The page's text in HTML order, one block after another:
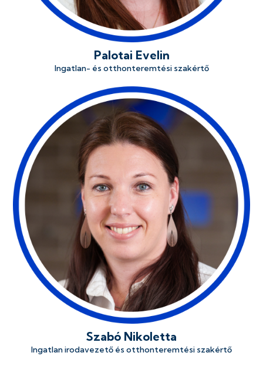
Palotai Evelin
Ingatlan- és otthonteremtési szakértő
Szabó Nikoletta
Ingatlan irodavezető és otthonteremtési szakértő